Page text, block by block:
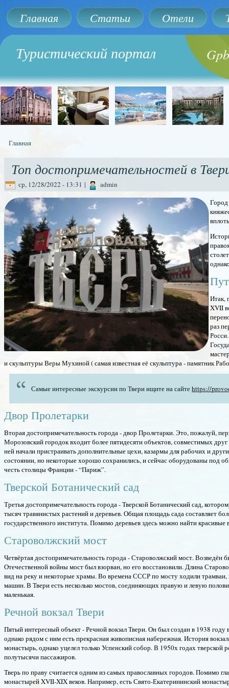
Главная Статьи Отели
Туристический портал
Вы здесь
Главная
Топ достопримечательностей в
ср, 12/28/2022 - 13:31 |
admin
Город
Итак,
XVII
раз
и скульптуры Веры Мухиной ( самая известная её скульптура - памятник
Самые интересные экскурсии по Твери ищите на сайтеhttps://
Двор Пролетарки
Вторая достопримечательность города - двор Пролетарки. Это, пожалуй,
Морозовский городок входит более пятидесяти объектов, совместимых
ней начали пристраивать дополнительные цехи, казармы для рабочих и
состоянии, но некоторые хорошо сохранились, и сейчас оборудованы
честь столицы Франции - “Париж”.
Тверской Ботанический сад
Третья достопримечательность города - Тверской Ботанический сад,
тысяч травянистых растений и деревьев. Общая площадь сада составляет
государственного института. Помимо деревьев здесь можно найти
Староволжский мост
Четвёртая достопримечательность города - Староволжский мост.
Отечественной войны мост был взорван, но его восстановили. Длина
вид на реку и некоторые храмы. Во времена СССР по мосту ходили
машин. В Твери есть несколько мостов, соединяющих правую и левую
маленькая.
Речной вокзал Твери
Пятый интересный объект - Речной вокзал Твери. Он был создан в 1938 году
однако рядом с ним есть прекрасная живописная набережная. История
монастырь, однако уцелел только Успенский собор. В 1950х годах
полутысячи пассажиров.
Тверь по праву считается одним из самых православных городов. Помимо
монастырей XVII-XIX веков. Например, есть Свято-Екатерининский